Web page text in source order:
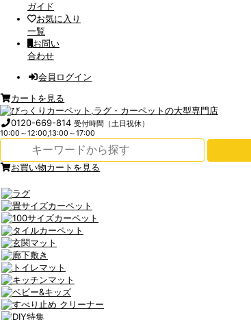
ガイド
お気に入り
一覧
お問い
合わせ
会員ログイン
カートを見る
0120-669-814受付時間（土日祝休）
10:00～12:00,13:00～17:00
お買い物カートを見る